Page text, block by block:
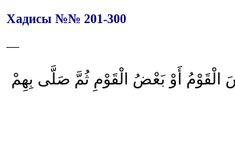
Хадисы №№ 201-300
—
الْقَوْمُ أَوْ بَعْضُ الْقَوْمِ ثُمَّ صَلَّى بِهِمْ